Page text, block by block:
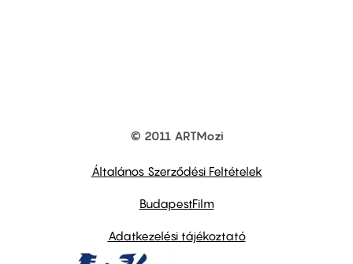
© 2011 ARTMozi
Általános Szerződési Feltételek
BudapestFilm
Adatkezelési tájékoztató